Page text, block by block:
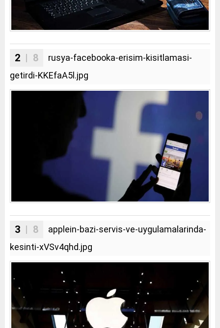
2 | 8
rusya-facebooka-erisim-kisitlamasi-
getirdi-KKEfaA5l.jpg
3 | 8
applein-bazi-servis-ve-uygulamalarinda-
kesinti-xVSv4qhd.jpg